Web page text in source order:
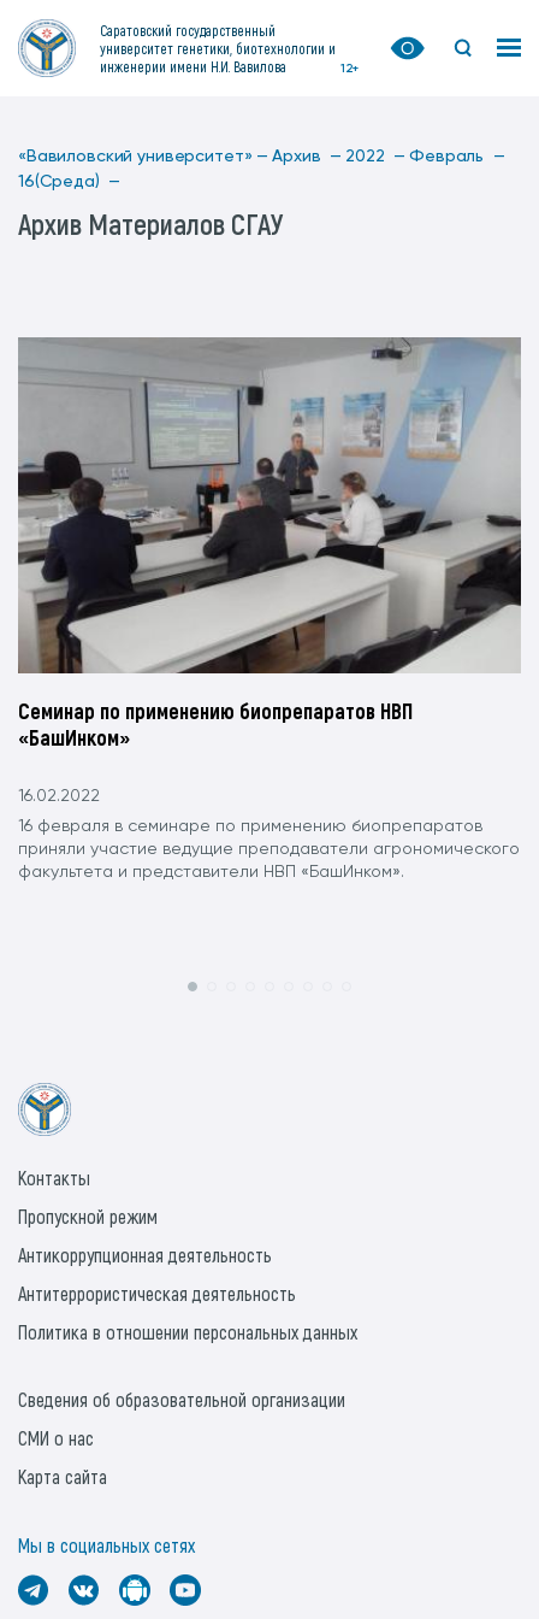
Саратовский государственный
университет генетики, биотехнологии и
инженерии имени Н.И. Вавилова
12+
«Вавиловский университет» — Архив — 2022 — Февраль —
16(Среда) —
Архив Материалов СГАУ
Семинар по применению биопрепаратов НВП
«БашИнком»
16.02.2022
16 февраля в семинаре по применению биопрепаратов
приняли участие ведущие преподаватели агрономического
факультета и представители НВП «БашИнком».
Контакты
Пропускной режим
Антикоррупционная деятельность
Антитеррористическая деятельность
Политика в отношении персональных данных
Сведения об образовательной организации
СМИ о нас
Карта сайта
Мы в социальных сетях